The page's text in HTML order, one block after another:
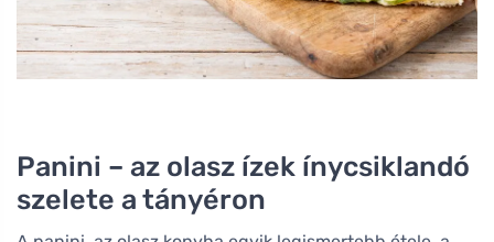
Panini – az olasz ízek ínycsiklandó
szelete a tányéron